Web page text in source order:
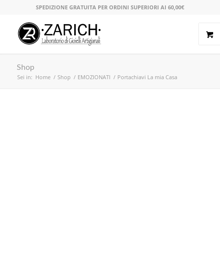
SPEDIZIONE GRATUITA PER ORDINI SUPERIORI AI 60,00€
Shop
Sei in: Home / Shop / EMOZIONATI / Portachiavi La mia Casa